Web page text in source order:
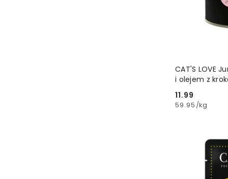
CAT'S LOVE
i olejem z
Cena:
11.99
59.95 /kg